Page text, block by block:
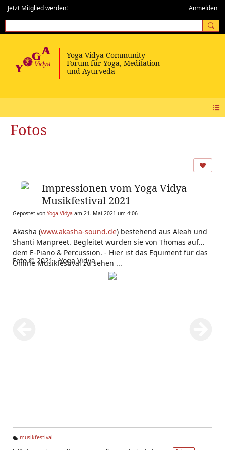
Jetzt Mitglied werden! Anmelden
Fotos
Impressionen vom Yoga Vidya
Musikfestival 2021
Gepostet von Yoga Vidya am 21. Mai 2021 um 4:06
Akasha (www.akasha-sound.de) bestehend aus Aleah und
Shanti Manpreet. Begleitet wurden sie von Thomas auf
dem E-Piano & Percussion. - Hier ist das Equiment für das
Online Musikfestival zu sehen ...
Foto © 2021 - Yoga Vidya
musikfestival